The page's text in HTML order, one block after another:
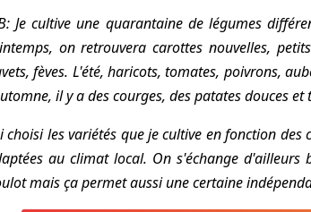
Je cultive une quarantaine de légumes
on retrouvera carottes nouvelles,
fèves. L'été, haricots, tomates, poivrons,
il y a des courges, des patates douces
choisi les variétés que je cultive en fonction
au climat local. On s'échange d'ailleurs
mais ça permet aussi une certaine